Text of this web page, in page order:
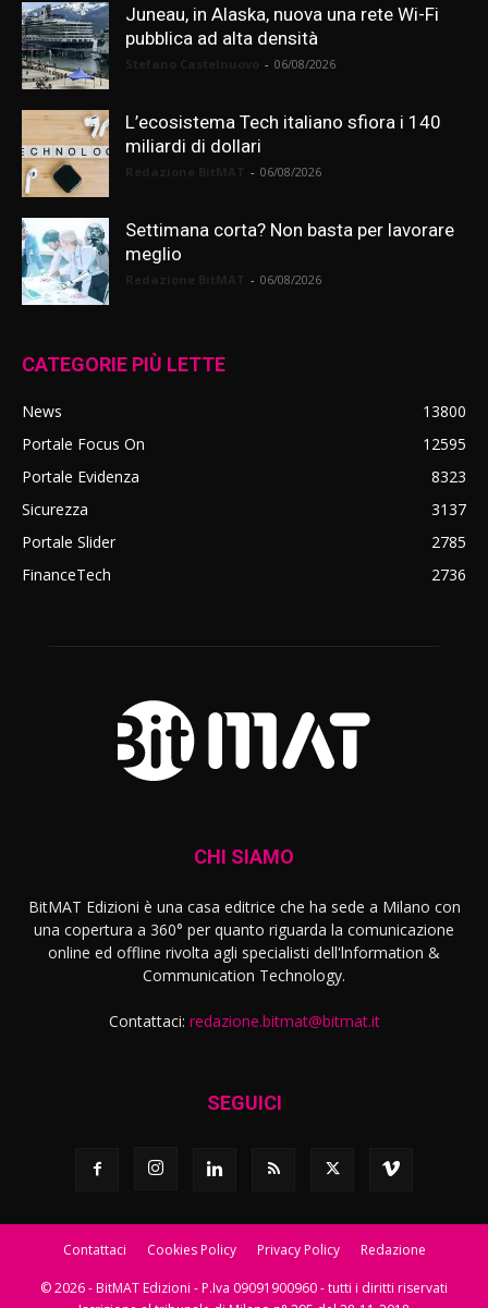
Juneau, in Alaska, nuova una rete Wi-Fi
pubblica ad alta densità
- 06/08/2026
L’ecosistema Tech italiano sfiora i 140
miliardi di dollari
- 06/08/2026
Settimana corta? Non basta per lavorare
meglio
- 06/08/2026
CATEGORIE PIÙ LETTE
News
13800
Portale Focus On
12595
Portale Evidenza
8323
Sicurezza
3137
Portale Slider
2785
FinanceTech
2736
CHI SIAMO
BitMAT Edizioni è una casa editrice che ha sede a Milano con
una copertura a 360° per quanto riguarda la comunicazione
online ed offline rivolta agli specialisti dell'lnformation &
Communication Technology.
Contattaci: redazione.bitmat@bitmat.it
SEGUICI
Contattaci Cookies Policy Privacy Policy Redazione
© 2026 - BitMAT Edizioni - P.Iva 09091900960 - tutti i diritti riservati